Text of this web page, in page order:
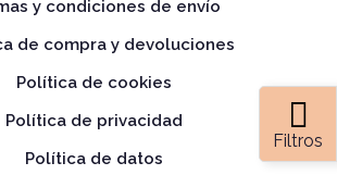
Filtros
y condiciones de envío
de compra y devoluciones
Política de cookies
Política de privacidad
Política de datos